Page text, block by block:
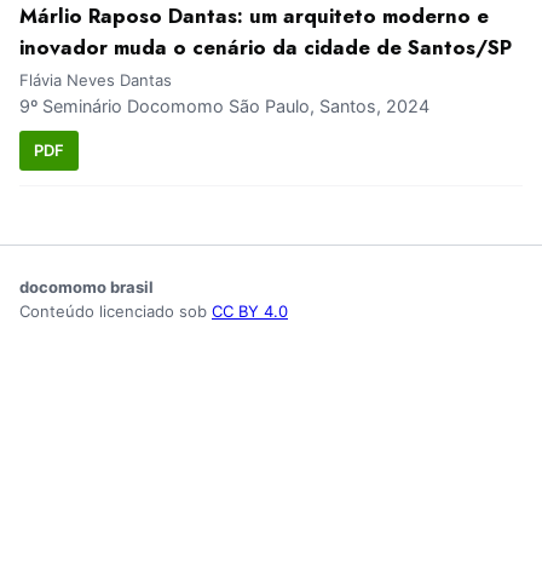
Márlio Raposo Dantas: um arquiteto moderno e
inovador muda o cenário da cidade de Santos/SP
Flávia Neves Dantas
9º Seminário Docomomo São Paulo, Santos, 2024
PDF
docomomo brasil
Conteúdo licenciado sob CC BY 4.0